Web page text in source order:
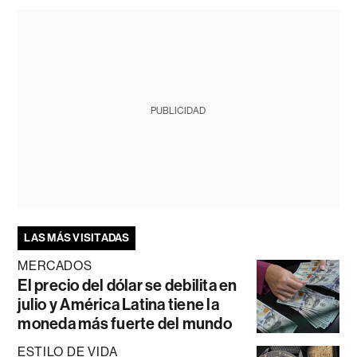
PUBLICIDAD
LAS MÁS VISITADAS
MERCADOS
El precio del dólar se debilita en
julio y América Latina tiene la
moneda más fuerte del mundo
ESTILO DE VIDA